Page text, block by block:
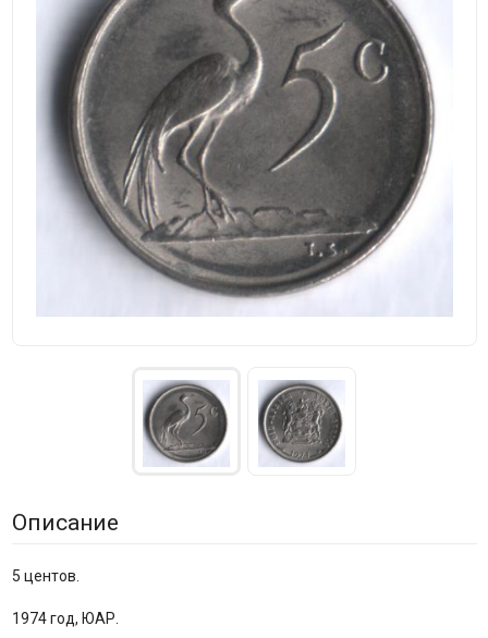
Описание
5 центов.
1974 год, ЮАР.